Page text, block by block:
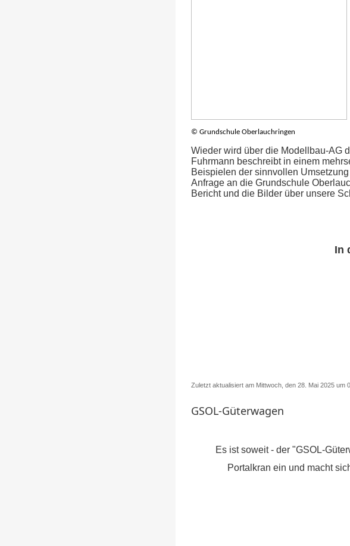
© Grundschule Oberlauchringen
Wieder wird über die Modellbau-AG
Fuhrmann beschreibt in einem
Beispielen der sinnvollen
Anfrage an die Grundschule
Bericht und die Bilder über unsere
In
Zuletzt aktualisiert am Mittwoch, den 28. Mai 2025 um
GSOL-Güterwagen
Es ist soweit - der "GSOL-
Portal kran ein und macht